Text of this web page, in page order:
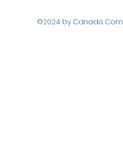
©2024 by Canadá Com